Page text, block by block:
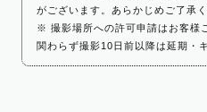
がございます。あらかじめご了承く
※ 撮影場所への許可申請はお客様
関わらず撮影10日前以降は延期・